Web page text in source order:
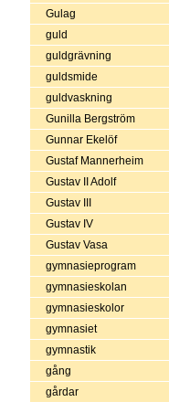
Gulag
guld
guldgrävning
guldsmide
guldvaskning
Gunilla Bergström
Gunnar Ekelöf
Gustaf Mannerheim
Gustav II Adolf
Gustav III
Gustav IV
Gustav Vasa
gymnasieprogram
gymnasieskolan
gymnasieskolor
gymnasiet
gymnastik
gång
gårdar